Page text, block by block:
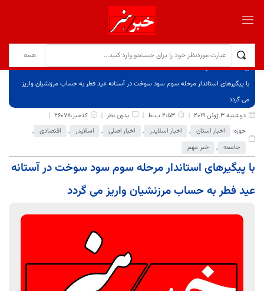
برگ نخست
نوشته‌ها
با پیگیرهای استاندار مرحله سوم سود سوخت در آستانه عید فطر به حساب مرزنشیان واریز
می گردد
دوشنبه 3 ژوئن 2019
2:53 ب.ظ بدون نظر
کدخبر:26078
حوزه:
اخبار استان , اخبار اسلایدر , اخبار اصلی , اسلایدر , اقتصادی ,
جامعه , خبر مهم
با پیگیرهای استاندار مرحله سوم سود سوخت در آستانه
عید فطر به حساب مرزنشیان واریز می گردد